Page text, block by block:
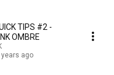
TIPS #2 -
OMBRE
years ago